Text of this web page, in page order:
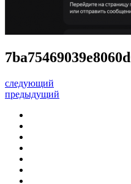
следующий
предыдущий